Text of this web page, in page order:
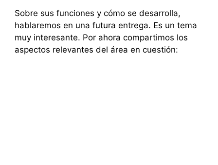
Sobre sus funciones y cómo se desarrolla,
hablaremos en una futura entrega. Es un tema
muy interesante. Por ahora compartimos los
aspectos relevantes del área en cuestión: